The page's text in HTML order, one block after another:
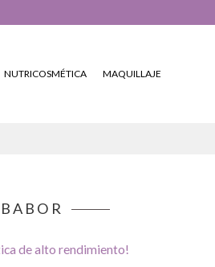
NUTRICOSMÉTICA MAQUILLAJE
de alto rendimiento!